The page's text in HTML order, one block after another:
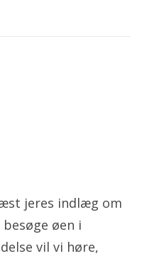
jeres indlæg om
øen i
vil vi høre,